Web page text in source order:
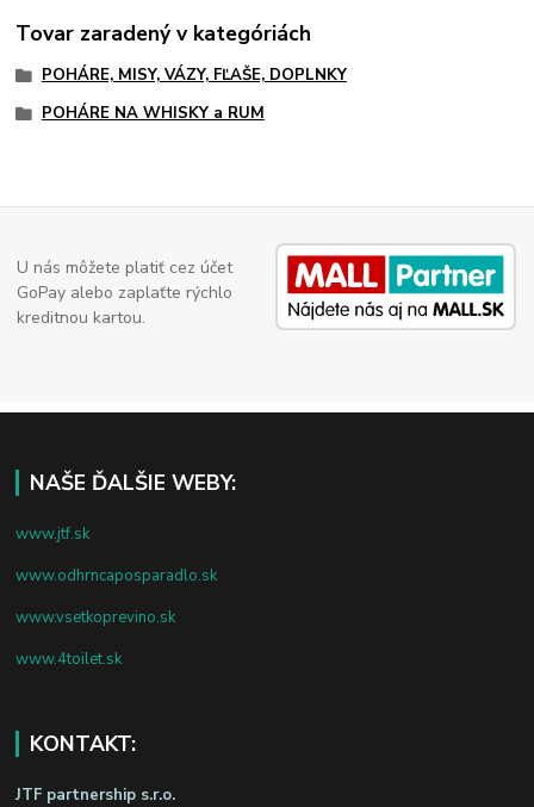
Tovar zaradený v kategóriách
POHÁRE, MISY, VÁZY, FĽAŠE, DOPLNKY
POHÁRE NA WHISKY a RUM
U nás môžete platiť cez účet
GoPay alebo zaplaťte rýchlo
kreditnou kartou.
NAŠE ĎALŠIE WEBY:
www.jtf.sk
www.odhrncaposparadlo.sk
www.vsetkoprevino.sk
www.4toilet.sk
KONTAKT:
JTF partnership s.r.o.